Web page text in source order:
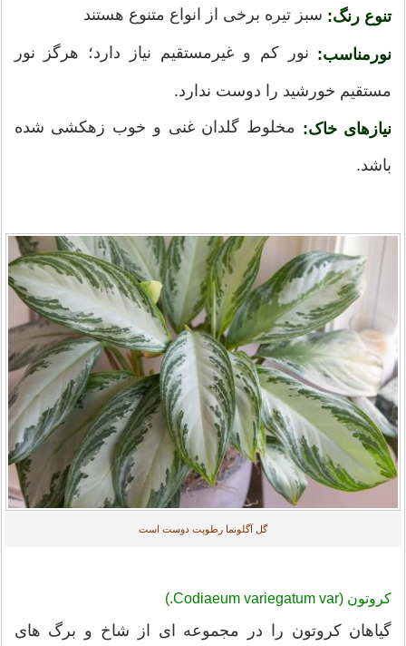
تنوع رنگ: سبز تیره برخی از انواع متنوع هستند
نورمناسب: نور کم و غیرمستقیم نیاز دارد؛ هرگز نور
مستقیم خورشید را دوست ندارد.
نیازهای خاک: مخلوط گلدان غنی و خوب زهکشی شده
باشد.
گل آگلونما رطوبت دوست است
کروتون (Codiaeum variegatum var.)
گیاهان کروتون را در مجموعه ای از شاخ و برگ های